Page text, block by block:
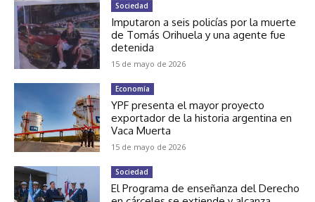
Sociedad
Imputaron a seis policías por la muerte
de Tomás Orihuela y una agente fue
detenida
15 de mayo de 2026
Economía
YPF presenta el mayor proyecto
exportador de la historia argentina en
Vaca Muerta
15 de mayo de 2026
Sociedad
El Programa de enseñanza del Derecho